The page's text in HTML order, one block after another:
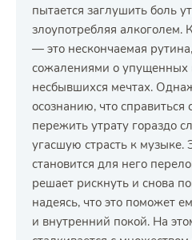
пытается заглушить боль
злоупотребляя
— это нескончаемая
сожалениями о упущенных
несбывшихся мечтах.
осознанию, что справиться
пережить утрату гораздо
угасшую страсть к музыке.
становится для него
решает рискнуть и снова
надеясь, что это поможет
и внутренний покой. На